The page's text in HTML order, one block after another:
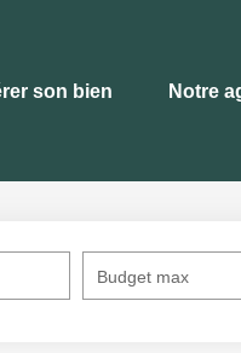
son bien Notre
Budget max